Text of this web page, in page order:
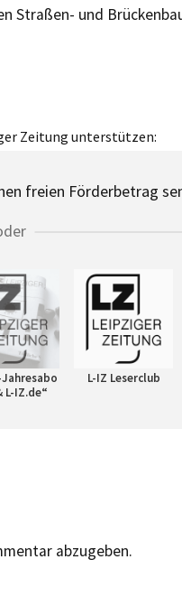
und
Zeitung unterstützen:
freien Förderbetrag
L-IZ.de“
L-IZ Leserclub
abzugeben.